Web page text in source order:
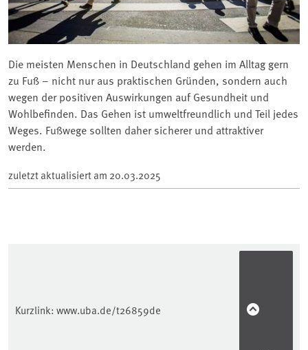
Die meisten Menschen in Deutschland gehen im Alltag gern
zu Fuß – nicht nur aus praktischen Gründen, sondern auch
wegen der positiven Auswirkungen auf Gesundheit und
Wohlbefinden. Das Gehen ist umweltfreundlich und Teil jedes
Weges. Fußwege sollten daher sicherer und attraktiver
werden.
zuletzt aktualisiert am 20.03.2025
Kurzlink: www.uba.de/t26859de